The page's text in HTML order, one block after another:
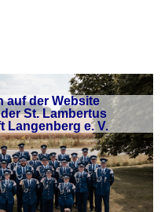
auf der Website
St. Lambertus
Langenberg e. V.